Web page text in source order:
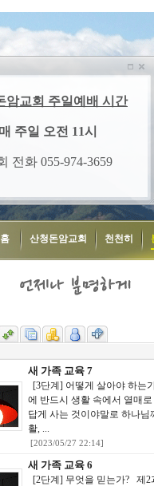
홈 산청돈암교회 천천히
새 가족 교육 7
[3단계] 어떻게 살아야 하는
에 반드시 생활 속에서 열매
답게 사는 것이야말로 하나
활, ...
[2023/05/27 22:14]
새 가족 교육 6
[2단계] 무엇을 믿는가? 제